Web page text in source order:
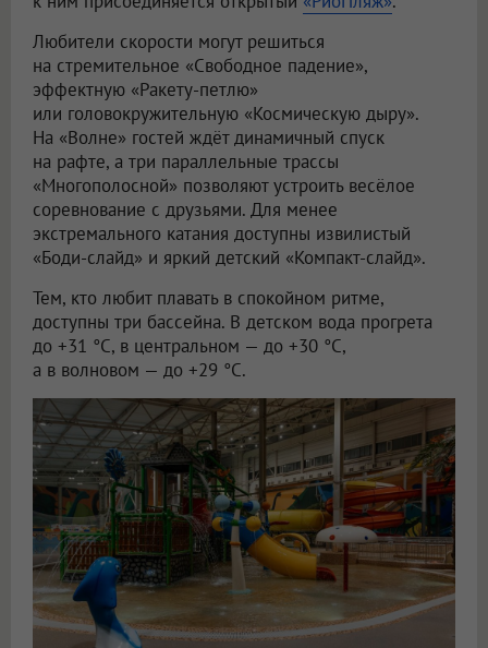
Любители скорости могут решиться
на стремительное «Свободное падение»,
эффектную «Ракету-петлю»
или головокружительную «Космическую дыру».
На «Волне» гостей ждёт динамичный спуск
на рафте, а три параллельные трассы
«Многополосной» позволяют устроить весёлое
соревнование с друзьями. Для менее
экстремального катания доступны извилистый
«Боди-слайд» и яркий детский «Компакт-слайд».
Тем, кто любит плавать в спокойном ритме,
доступны три бассейна. В детском вода прогрета
до +31 °C, в центральном — до +30 °C,
а в волновом — до +29 °C.